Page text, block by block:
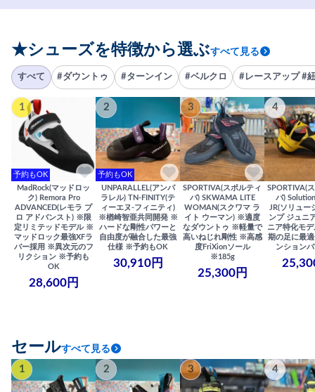
★シューズを特徴から選ぶすべて見る
すべて #ダウントゥ #ターンイン #ベルクロ #レースアップ #
1
予約もOK
MadRock(マッドロッ
ク) Remora Pro
ADVANCED(レモラ プ
ロ アドバンスト) ※限
定リミテッドモデル ※
マッドロック最強XFラ
バー採用 ※異次元のフ
リクション ※予約も
OK
28,600円
2
予約もOK
UNPARALLEL(アンパ
ラレル) TN-FINITY(テ
ィーエヌ-フィニティ)
※楢崎智亜共同開発 ※
ハードな剛性パワーと
自由度が融合した最強
仕様 ※予約もOK
30,910円
3
SPORTIVA(スポルティ
バ) SKWAMA LITE
WOMAN(スクワマ ラ
イト ウーマン) ※適度
なダウントゥ ※軽量で
高いねじれ剛性 ※高感
度FriXionソール
※185g
25,300円
4
SPORTIVA(
バ)
JR(ソリュー
ンプ ジュニ
ニア特化モ
期の足に最
ンション
セールすべて見る
1 2 3 4